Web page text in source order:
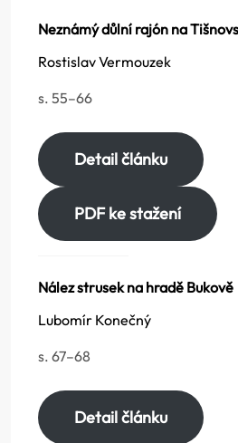
Neznámý důlní rajón na
Rostislav Vermouzek
s. 55–66
Detail článku
PDF ke stažení
Nález strusek na hradě Bukově
Lubomír Konečný
s. 67–68
Detail článku